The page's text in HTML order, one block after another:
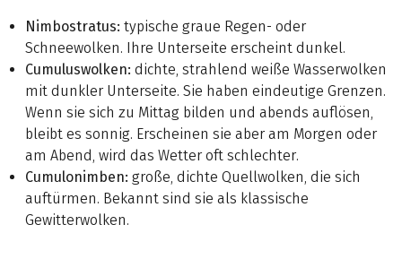
Nimbostratus: typische graue Regen- oder
Schneewolken. Ihre Unterseite erscheint dunkel.
Cumuluswolken: dichte, strahlend weiße Wasserwolken
mit dunkler Unterseite. Sie haben eindeutige Grenzen.
Wenn sie sich zu Mittag bilden und abends auflösen,
bleibt es sonnig. Erscheinen sie aber am Morgen oder
am Abend, wird das Wetter oft schlechter.
Cumulonimben: große, dichte Quellwolken, die sich
auftürmen. Bekannt sind sie als klassische
Gewitterwolken.